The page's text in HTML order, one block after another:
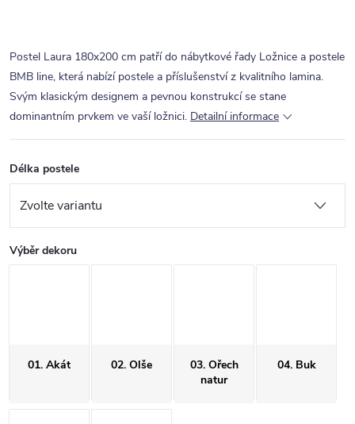
Postel Laura 180x200 cm patří do nábytkové řady Ložnice a postele
BMB line, která nabízí postele a příslušenství z kvalitního lamina.
Svým klasickým designem a pevnou konstrukcí se stane
dominantním prvkem ve vaší ložnici. Detailní informace
Délka postele
Výběr dekoru
01. Akát 02. Olše
03. Ořech
natur
04. Buk